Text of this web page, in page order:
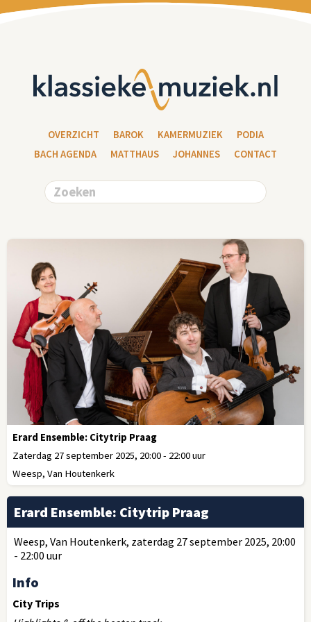
OVERZICHT BAROK KAMERMUZIEK
PODIA
BACH AGENDA
MATTHAUS JOHANNES CONTACT
Erard Ensemble: Citytrip Praag
Zaterdag 27 september 2025, 20:00 - 22:00 uur
Weesp, Van Houtenkerk
Erard Ensemble: Citytrip Praag
Weesp, Van Houtenkerk, zaterdag 27 september 2025, 20:00
- 22:00 uur
Info
City Trips